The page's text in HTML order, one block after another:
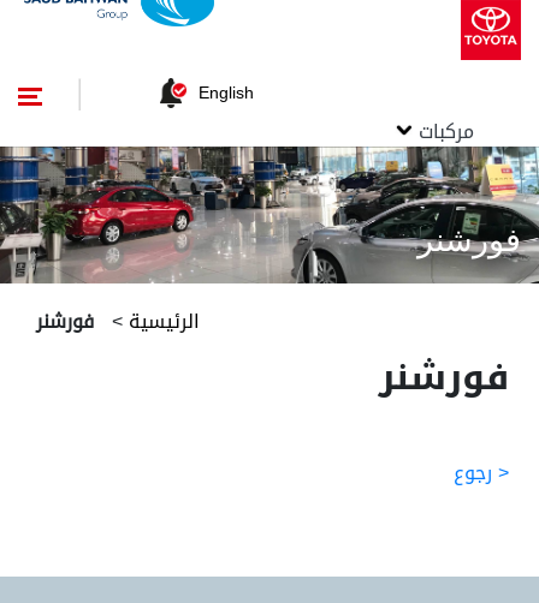
مركبات
English
فورشنر
الرئيسية> فورشنر
فورشنر
< رجوع